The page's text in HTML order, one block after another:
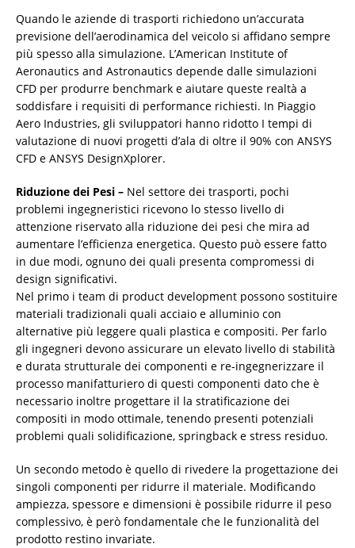
Quando le aziende di trasporti richiedono un’accurata
previsione dell’aerodinamica del veicolo si affidano sempre
più spesso alla simulazione. L’American Institute of
Aeronautics and Astronautics depende dalle simulazioni
CFD per produrre benchmark e aiutare queste realtà a
soddisfare i requisiti di performance richiesti. In Piaggio
Aero Industries, gli sviluppatori hanno ridotto I tempi di
valutazione di nuovi progetti d’ala di oltre il 90% con ANSYS
CFD e ANSYS DesignXplorer.
Riduzione dei Pesi – Nel settore dei trasporti, pochi
problemi ingegneristici ricevono lo stesso livello di
attenzione riservato alla riduzione dei pesi che mira ad
aumentare l’efficienza energetica. Questo può essere fatto
in due modi, ognuno dei quali presenta compromessi di
design significativi.
Nel primo i team di product development possono sostituire
materiali tradizionali quali acciaio e alluminio con
alternative più leggere quali plastica e compositi. Per farlo
gli ingegneri devono assicurare un elevato livello di stabilità
e durata strutturale dei componenti e re-ingegnerizzare il
processo manifatturiero di questi componenti dato che è
necessario inoltre progettare il la stratificazione dei
compositi in modo ottimale, tenendo presenti potenziali
problemi quali solidificazione, springback e stress residuo.
Un secondo metodo è quello di rivedere la progettazione dei
singoli componenti per ridurre il materiale. Modificando
ampiezza, spessore e dimensioni è possibile ridurre il peso
complessivo, è però fondamentale che le funzionalità del
prodotto restino invariate.